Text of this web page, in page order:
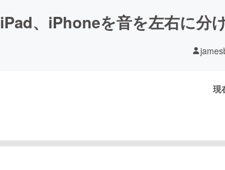
iPad、iPhoneを音を左右に分
現